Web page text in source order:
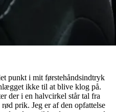
punkt i mit førstehåndsindtryk
ikke til at blive klog på.
der i en halvcirkel står tal fra
prik. Jeg er af den opfattelse